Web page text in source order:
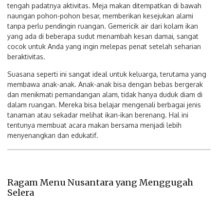
tengah padatnya aktivitas. Meja makan ditempatkan di bawah
naungan pohon-pohon besar, memberikan kesejukan alami
tanpa perlu pendingin ruangan. Gemericik air dari kolam ikan
yang ada di beberapa sudut menambah kesan damai, sangat
cocok untuk Anda yang ingin melepas penat setelah seharian
beraktivitas.
Suasana seperti ini sangat ideal untuk keluarga, terutama yang
membawa anak-anak. Anak-anak bisa dengan bebas bergerak
dan menikmati pemandangan alam, tidak hanya duduk diam di
dalam ruangan. Mereka bisa belajar mengenali berbagai jenis
tanaman atau sekadar melihat ikan-ikan berenang. Hal ini
tentunya membuat acara makan bersama menjadi lebih
menyenangkan dan edukatif.
Ragam Menu Nusantara yang Menggugah
Selera